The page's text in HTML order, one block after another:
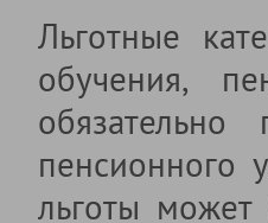
Льготные
обучения,
пенсионного
льготы может